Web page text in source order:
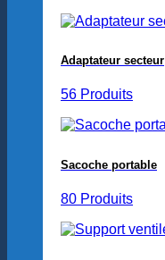
Adaptateur secteur
56 Produits
Sacoche portable
80 Produits